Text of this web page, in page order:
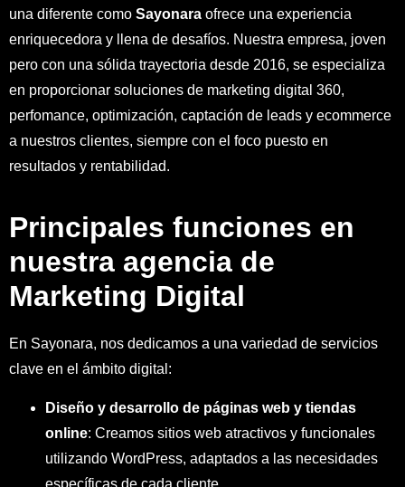
una diferente como Sayonara ofrece una experiencia
enriquecedora y llena de desafíos. Nuestra empresa, joven
pero con una sólida trayectoria desde 2016, se especializa
en proporcionar soluciones de marketing digital 360,
perfomance, optimización, captación de leads y ecommerce
a nuestros clientes, siempre con el foco puesto en
resultados y rentabilidad.
Principales funciones en
nuestra agencia de
Marketing Digital
En Sayonara, nos dedicamos a una variedad de servicios
clave en el ámbito digital:
Diseño y desarrollo de páginas web y tiendas
online: Creamos sitios web atractivos y funcionales
utilizando WordPress, adaptados a las necesidades
específicas de cada cliente.